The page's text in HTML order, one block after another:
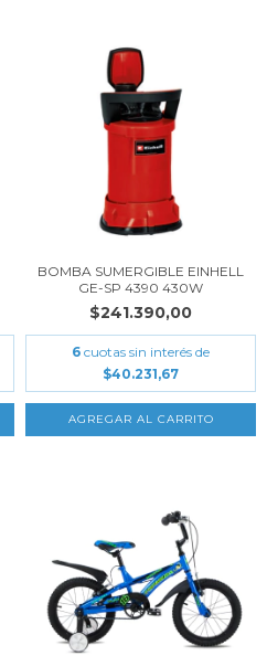
BOMBA SUMERGIBLE EINHELL
GE-SP 4390 430W
$241.390,00
6 cuotas sin interés de
$40.231,67